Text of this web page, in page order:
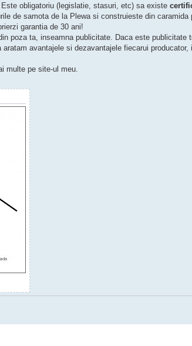
obligatoriu (legislatie, stasuri, etc) sa existe
de samota de la Plewa si construieste din
garantia de 30 ani!
poza ta, inseamna publicitate. Daca este
avantajele si dezavantajele fiecarui
multe pe site-ul meu.